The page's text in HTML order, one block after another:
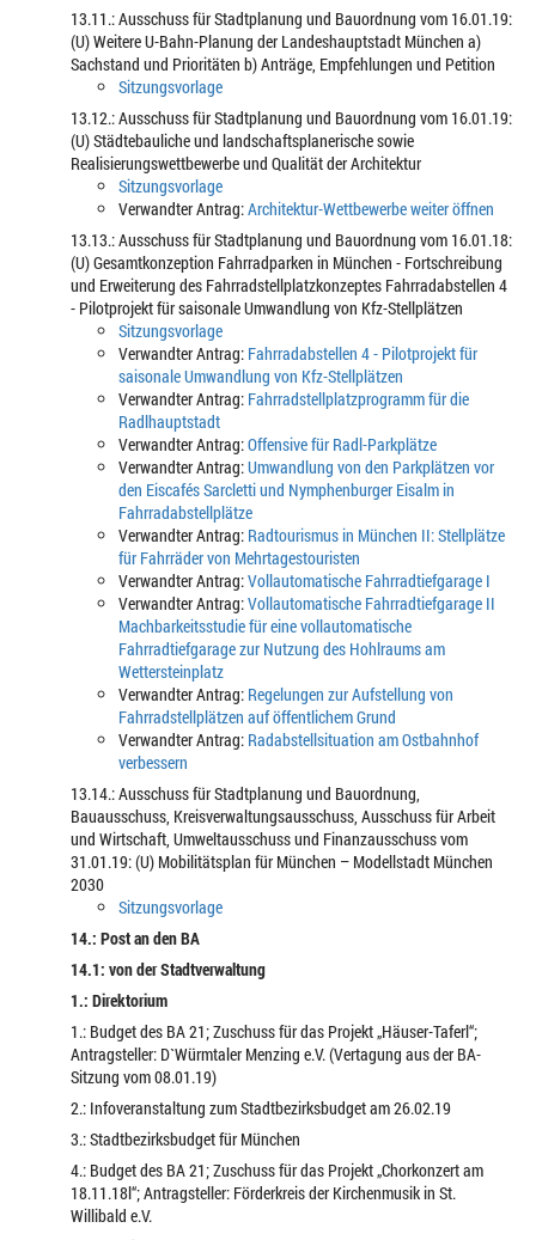
13.11.: Ausschuss für Stadtplanung und Bauordnung vom 16.01.19:
(U) Weitere U-Bahn-Planung der Landeshauptstadt München a)
Sachstand und Prioritäten b) Anträge, Empfehlungen und Petition
Sitzungsvorlage
13.12.: Ausschuss für Stadtplanung und Bauordnung vom 16.01.19:
(U) Städtebauliche und landschaftsplanerische sowie
Realisierungswettbewerbe und Qualität der Architektur
Sitzungsvorlage
Verwandter Antrag:Architektur-Wettbewerbe weiter öffnen
13.13.: Ausschuss für Stadtplanung und Bauordnung vom 16.01.18:
(U) Gesamtkonzeption Fahrradparken in München - Fortschreibung
und Erweiterung des Fahrradstellplatzkonzeptes Fahrradabstellen 4
- Pilotprojekt für saisonale Umwandlung von Kfz-Stellplätzen
Sitzungsvorlage
Verwandter Antrag: Fahrradabstellen 4 - Pilotprojekt für
saisonale Umwandlung von Kfz-Stellplätzen
Verwandter Antrag: Fahrradstellplatzprogramm für die
Radlhauptstadt
Verwandter Antrag:Offensive für Radl-Parkplätze
Verwandter Antrag:Umwandlung von den Parkplätzen vor
den Eiscafés Sarcletti und Nymphenburger Eisalm in
Fahrradabstellplätze
Verwandter Antrag: Radtourismus in München II: Stellplätze
für Fahrräder von Mehrtagestouristen
Verwandter Antrag:Vollautomatische Fahrradtiefgarage I
Verwandter Antrag:Vollautomatische Fahrradtiefgarage II
Machbarkeitsstudie für eine vollautomatische
Fahrradtiefgarage zur Nutzung des Hohlraums am
Wettersteinplatz
Verwandter Antrag: Regelungen zur Aufstellung von
Fahrradstellplätzen auf öffentlichem Grund
Verwandter Antrag: Radabstellsituation am Ostbahnhof
verbessern
13.14.: Ausschuss für Stadtplanung und Bauordnung,
Bauausschuss, Kreisverwaltungsausschuss, Ausschuss für Arbeit
und Wirtschaft, Umweltausschuss und Finanzausschuss vom
31.01.19: (U) Mobilitätsplan für München – Modellstadt München
2030
Sitzungsvorlage
14.: Post an den BA
14.1: von der Stadtverwaltung
1.: Direktorium
1.: Budget des BA 21; Zuschuss für das Projekt „Häuser-Taferl“;
Antragsteller: D`Würmtaler Menzing e.V. (Vertagung aus der BA-
Sitzung vom 08.01.19)
2.: Infoveranstaltung zum Stadtbezirksbudget am 26.02.19
3.: Stadtbezirksbudget für München
4.: Budget des BA 21; Zuschuss für das Projekt „Chorkonzert am
18.11.18l“; Antragsteller: Förderkreis der Kirchenmusik in St.
Willibald e.V.